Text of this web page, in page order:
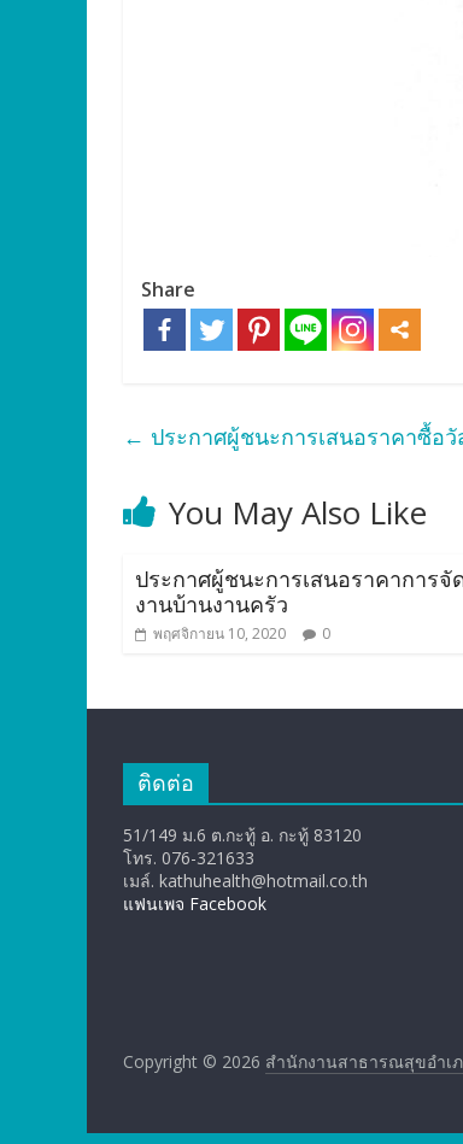
Share
← ประกาศผู้ชนะการเสนอราคาซื้อ
You May Also Like
ประกาศผู้ชนะการเสนอราคาการจั
งานบ้านงานครัว
พฤศจิกายน 10, 2020 0
ติดต่อ
51/149 ม.6 ต.กะทู้ อ. กะทู้ 83120
โทร. 076-321633
เมล์. kathuhealth@hotmail.co.th
แฟนเพจ Facebook
Copyright © 2026 สำนักงานสาธารณสุขอำเ